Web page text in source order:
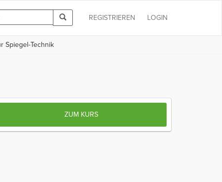
LOGIN
REGISTRIEREN
Spiegel-Technik
ZUM KURS